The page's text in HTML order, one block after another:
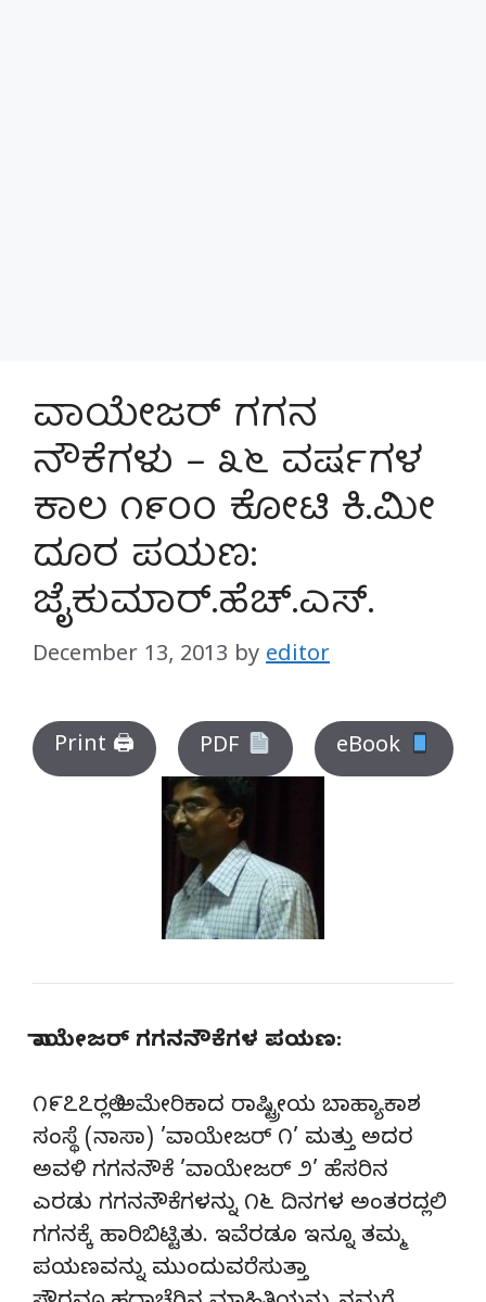
ವಾಯೇಜರ್ ಗಗನ
ನೌಕೆಗಳು – ೩೬ ವರ್ಷಗಳ
ಕಾಲ ೧೯೦೦ ಕೋಟಿ ಕಿ.ಮೀ
ದೂರ ಪಯಣ:
ಜೈಕುಮಾರ್.ಹೆಚ್.ಎಸ್.
December 13, 2013 by editor
Print 🖨 PDF eBook
ವಾಯೇಜರ್ ಗಗನನೌಕೆಗಳ ಪಯಣ:
೧೯೭೭ರಲ್ಲಿ ಅಮೇರಿಕಾದ ರಾಷ್ಟ್ರೀಯ ಬಾಹ್ಯಾಕಾಶ
ಸಂಸ್ಥೆ (ನಾಸಾ) ’ವಾಯೇಜರ್ ೧’ ಮತ್ತು ಅದರ
ಅವಳಿ ಗಗನನೌಕೆ ’ವಾಯೇಜರ್ ೨’ ಹೆಸರಿನ
ಎರಡು ಗಗನನೌಕೆಗಳನ್ನು ೧೬ ದಿನಗಳ ಅಂತರದಲ್ಲಿ
ಗಗನಕ್ಕೆ ಹಾರಿಬಿಟ್ಟಿತು. ಇವೆರಡೂ ಇನ್ನೂ ತಮ್ಮ
ಪಯಣವನ್ನು ಮುಂದುವರೆಸುತ್ತಾ